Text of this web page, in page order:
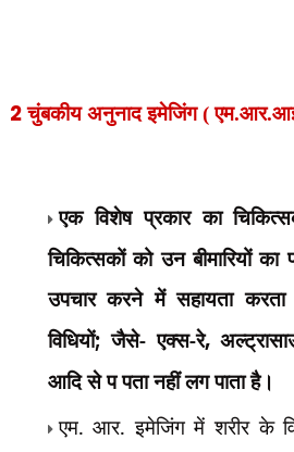
2चुंबकीय अनुनाद इमेजिंग (
एक विशेष प्रकार का
चिकित्सकों को उन बीमारियों
उपचार करने में सहायता
विधियों;जैसे- एक्स-रे,
आदि से प पता नहीं लग पाता है।
एम. आर. इमेजिंग में शरीर के